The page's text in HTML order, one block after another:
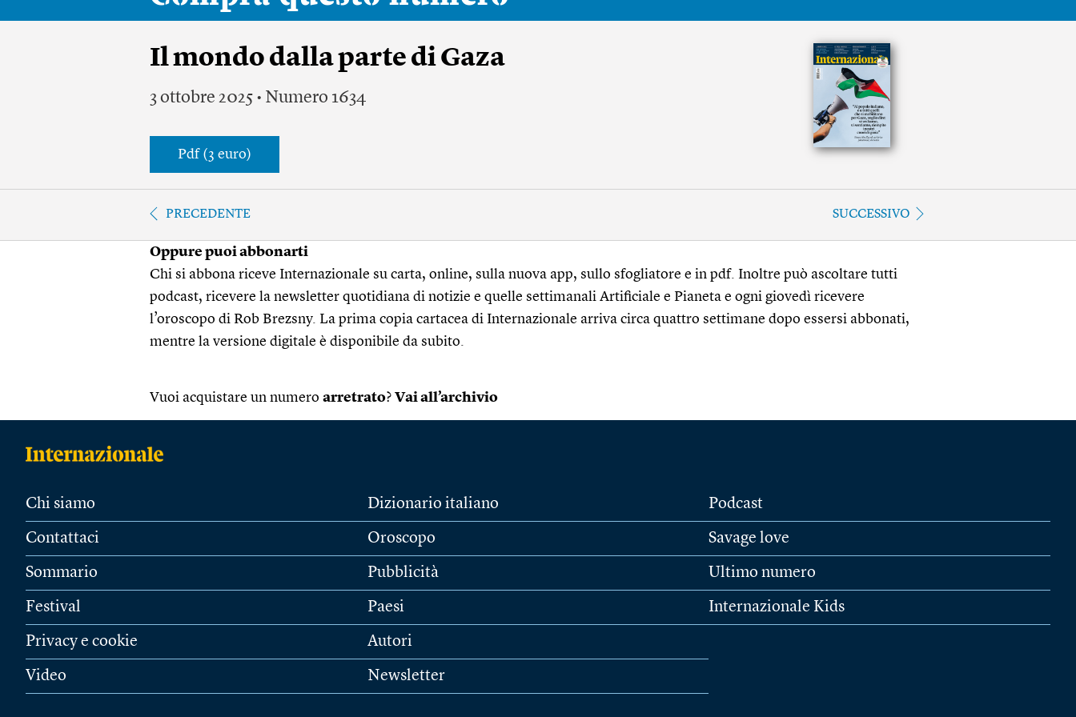
Il mondo dalla parte di Gaza
3 ottobre 2025 • Numero 1634
Pdf (3 euro)
PRECEDENTE SUCCESSIVO
Oppure puoi abbonarti
Chi si abbona riceve Internazionale su carta, online, sulla nuova app, sullo sfogliatore e in pdf. Inoltre può ascoltare tutti
podcast, ricevere la newsletter quotidiana di notizie e quelle settimanali Artificiale e Pianeta e ogni giovedì ricevere
l’oroscopo di Rob Brezsny. La prima copia cartacea di Internazionale arriva circa quattro settimane dopo essersi abbonati,
mentre la versione digitale è disponibile da subito.
Vuoi acquistare un numero arretrato? Vai all’archivio
Chi siamo
Contattaci
Sommario
Festival
Privacy e cookie
Video
Dizionario italiano
Oroscopo
Pubblicità
Paesi
Autori
Newsletter
Podcast
Savage love
Ultimo numero
Internazionale Kids